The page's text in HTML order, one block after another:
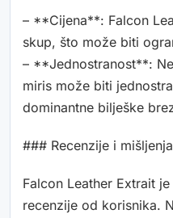
– **Cijena**: Falcon
skup, što može biti
– **Jednostranost**:
miris može biti
dominantne bilješke
### Recenzije i mišljenja
Falcon Leather Extrait
recenzije od korisnika.